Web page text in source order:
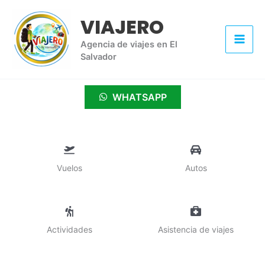
contenido
VIAJERO
Agencia de viajes en El
Salvador
WHATSAPP
Vuelos Autos
Actividades Asistencia de viajes